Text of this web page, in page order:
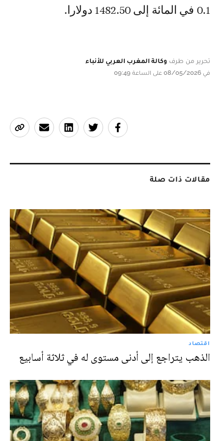
0.1 في المائة إلى 1482.50 دولارا.
تحرير من طرف وكالة المغرب العربي للأنباء
في 08/05/2026 على الساعة 09:49
مقالات ذات صلة
اقتصاد
الذهب يتراجع إلى أدنى مستوى له في ثلاثة أسابيع